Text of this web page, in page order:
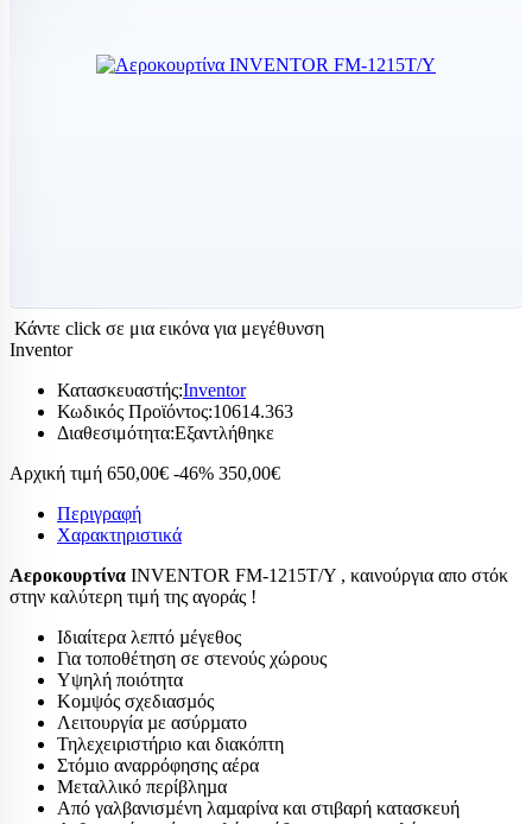
Κάντε click σε μια εικόνα για μεγέθυνση
Inventor
Κατασκευαστής:Inventor
Κωδικός Προϊόντος:10614.363
Διαθεσιμότητα:Εξαντλήθηκε
Αρχική τιμή 650,00€ -46% 350,00€
Περιγραφή
Χαρακτηριστικά
Αεροκουρτίνα INVENTOR FM-1215T/Y , καινούργια απο στόκ
στην καλύτερη τιμή της αγοράς !
Ιδιαίτερα λεπτό µέγεθος
Για τοποθέτηση σε στενούς χώρους
Υψηλή ποιότητα
Κοµψός σχεδιασµός
Λειτουργία µε ασύρµατο
Τηλεχειριστήριο και διακόπτη
Στόµιο αναρρόφησης αέρα
Μεταλλικό περίβληµα
Από γαλβανισµένη λαµαρίνα και στιβαρή κατασκευή